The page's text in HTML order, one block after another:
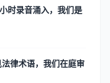
时录音涌入，我们是
律术语，我们在庭审